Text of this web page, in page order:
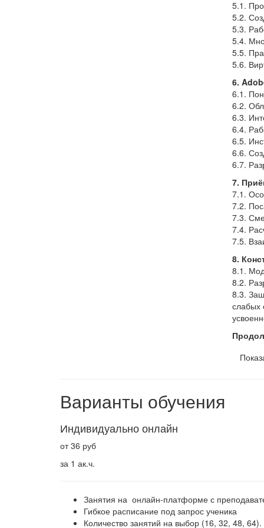
5.1.
5.2.
5.3.
5.4.
5.5.
5.6.
6.
6.1.
6.2.
6.3.
6.4.
6.5.
6.6.
6.7.
7.
7.1.
7.2.
7.3.
7.4.
7.5.
8.
8.1.
8.2.
8.3.
слабых
Варианты обучения
Индивидуально онлайн
от 36 руб
за 1 ак.ч.
Занятия на онлайн-платформе с
Гибкое расписание под запрос ученика
Количество занятий на выбор (16, 32, 48, 64).